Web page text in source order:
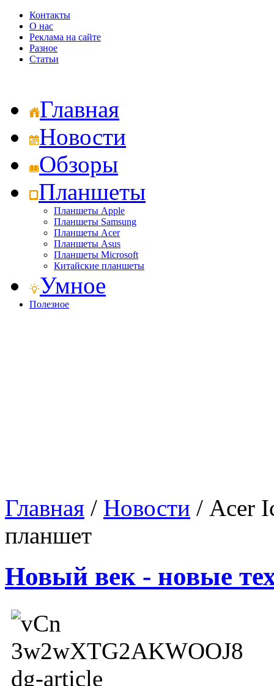
Контакты
О нас
Реклама на сайте
Разное
Статьи
Главная
Новости
Обзоры
Планшеты
Планшеты Apple
Планшеты Samsung
Планшеты Acer
Планшеты Asus
Планшеты Microsoft
Китайские планшеты
Умное
Полезное
Главная / Новости / Acer
планшет
Новый век - новые